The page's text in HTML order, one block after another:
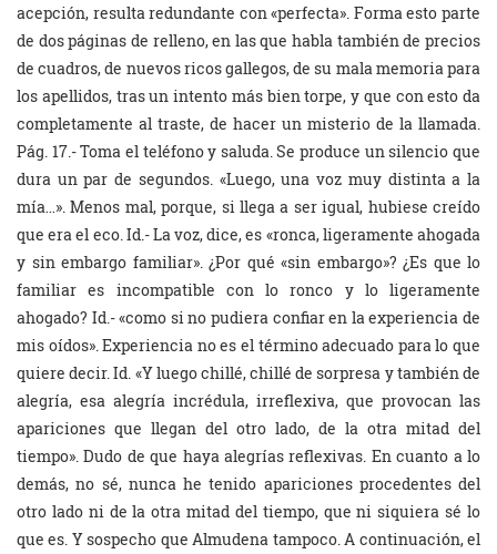
acepción, resulta redundante con «perfecta». Forma esto parte
de dos páginas de relleno, en las que habla también de precios
de cuadros, de nuevos ricos gallegos, de su mala memoria para
los apellidos, tras un intento más bien torpe, y que con esto da
completamente al traste, de hacer un misterio de la llamada.
Pág. 17.- Toma el teléfono y saluda. Se produce un silencio que
dura un par de segundos. «Luego, una voz muy distinta a la
mía…». Menos mal, porque, si llega a ser igual, hubiese creído
que era el eco. Id.- La voz, dice, es «ronca, ligeramente ahogada
y sin embargo familiar». ¿Por qué «sin embargo»? ¿Es que lo
familiar es incompatible con lo ronco y lo ligeramente
ahogado? Id.- «como si no pudiera confiar en la experiencia de
mis oídos». Experiencia no es el término adecuado para lo que
quiere decir. Id. «Y luego chillé, chillé de sorpresa y también de
alegría, esa alegría incrédula, irreflexiva, que provocan las
apariciones que llegan del otro lado, de la otra mitad del
tiempo». Dudo de que haya alegrías reflexivas. En cuanto a lo
demás, no sé, nunca he tenido apariciones procedentes del
otro lado ni de la otra mitad del tiempo, que ni siquiera sé lo
que es. Y sospecho que Almudena tampoco. A continuación, el